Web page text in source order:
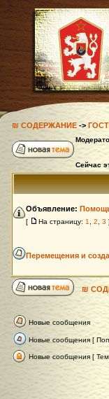
₪ СОДЕРЖАНИЕ->
Сейчас
Объявление:
[ На страницу: 1 2 3 ]
Перемещения и
₪
Новые сообщения
Новые сообщения [
Новые сообщения [